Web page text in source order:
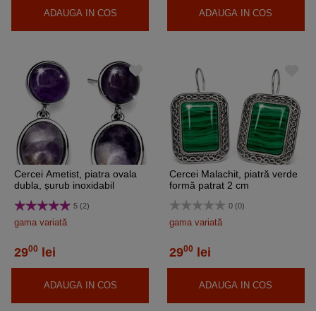
ADAUGA IN COS ADAUGA IN COS
Cercei Ametist, piatra ovala
dubla, șurub inoxidabil
5 (2)
gama variată
2900 lei
ADAUGA IN COS
Cercei Malachit, piatră verde
formă patrat 2 cm
0 (0)
gama variată
2900 lei
ADAUGA IN COS